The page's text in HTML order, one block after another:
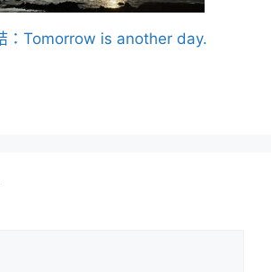
：Tomorrow is another day.